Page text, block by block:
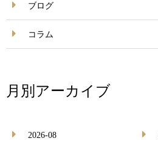
ブログ
コラム
月別アーカイブ
2026-08